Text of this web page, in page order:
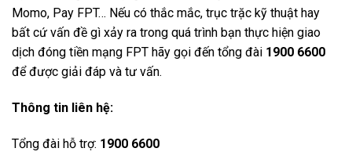
Momo, Pay FPT… Nếu có thắc mắc, trục trặc kỹ thuật hay
bất cứ vấn đề gì xảy ra trong quá trình bạn thực hiện giao
dịch đóng tiền mạng FPT hãy gọi đến tổng đài 1900 6600
để được giải đáp và tư vấn.
Thông tin liên hệ:
Tổng đài hỗ trợ: 1900 6600